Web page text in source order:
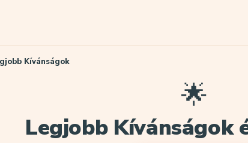
Kívánságok
🌟
Legjobb Kívánságok